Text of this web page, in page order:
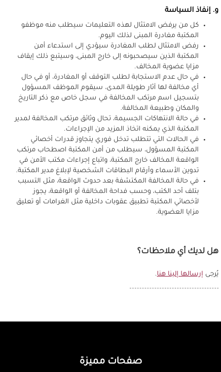
و. إنفاذ السياسة
كل من يرفض الامتثال لهذه التعليمات سيطلب منه موظفو
المكتبة مغادرة المبنى لذلك اليوم.
رفض الامتثال لطلب المغادرة سيؤدي إلى استدعاء أمن
المكتبة الذين سيصحبونه إلى خارج المبنى، وسيتبع ذلك إيقاف
مزايا عضوية المخالف.
في حال عدم الاستجابة لطلب التوقف أو المغادرة، أو في حال
أي مخالفة لها آثار طويلة المدى، سيقوم الموظف المسؤول
بتسجيل اسم مرتكب المخالفة في سجل خاص مع ذكر التاريخ
والمكان وطبيعة المخالفة.
في حالة الانتهاكات الجسيمة، تحال وثائق مرتكب المخالفة لمدير
المكتبة الذي يمكنه اتخاذ المزيد من الإجراءات.
في الحالات التي تتطلب تدخل فوري يتجاوز قدرات أخصائي
المكتبة المسؤول، سيطلب من أمن المكتبة اصطحاب مرتكب
الواقعة المخالف خارج المكتبة، واتباع إجراءات مكتب الأمن في
تدوين الأسماء وأرقام البطاقات الشخصية لإبلاغ مدير المكتبة.
في حالة المخالفة المكتشفة بعد حدوث الواقعة، مثل التسبب
بتلف أحد الكتب، وحسب فداحة المخالفة أو الواقعة، يجوز
لأخصائي المكتبة تطبيق عقوبات داخلية مثل الغرامات أو تعليق
مزايا العضوية.
هل لديك أي ملاحظات؟
يُرجى إرسالها إلينا هنا.
صفحات مميزة